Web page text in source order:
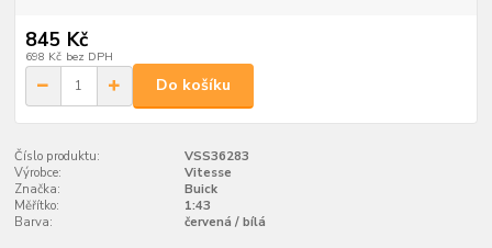
845 Kč
698 Kč bez DPH
Do košíku
Číslo produktu:
VSS36283
Výrobce:
Vitesse
Značka:
Buick
Měřítko:
1:43
Barva:
červená / bílá